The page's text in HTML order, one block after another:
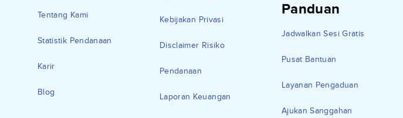
Tentang Kami
Statistik Pendanaan
Karir
Blog
Kebijakan Privasi
Disclaimer Risiko
Pendanaan
Laporan Keuangan
Panduan
Jadwalkan Sesi Gratis
Pusat Bantuan
Layanan Pengaduan
Ajukan Sanggahan